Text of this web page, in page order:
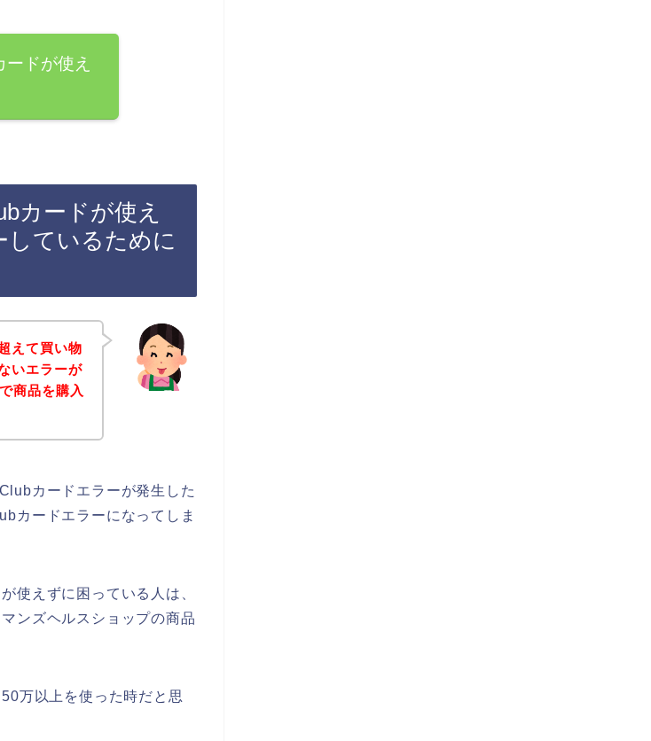
ドが使え
カードが使え
しているために
えて買い物
いエラーが
商品を購入
カードエラーが発生した
カードエラーになってしま
使えずに困っている人は、
ンズヘルスショップの商品
万以上を使った時だと思